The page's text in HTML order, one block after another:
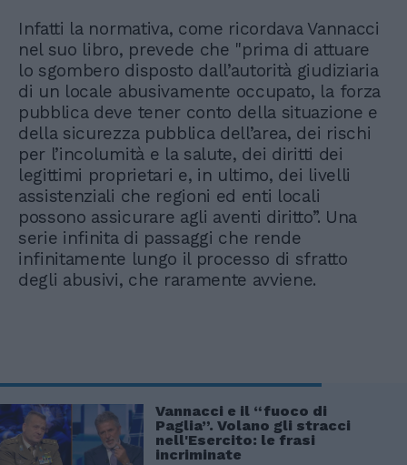
Infatti la normativa, come ricordava Vannacci
nel suo libro, prevede che "prima di attuare
lo sgombero disposto dall’autorità giudiziaria
di un locale abusivamente occupato, la forza
pubblica deve tener conto della situazione e
della sicurezza pubblica dell’area, dei rischi
per l’incolumità e la salute, dei diritti dei
legittimi proprietari e, in ultimo, dei livelli
assistenziali che regioni ed enti locali
possono assicurare agli aventi diritto”. Una
serie infinita di passaggi che rende
infinitamente lungo il processo di sfratto
degli abusivi, che raramente avviene.
Vannacci e il “fuoco di
Paglia”. Volano gli stracci
nell'Esercito: le frasi
incriminate